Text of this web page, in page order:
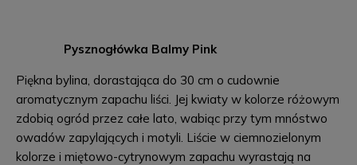
Pysznogłówka Balmy Pink
Piękna bylina, dorastająca do 30 cm o cudownie
aromatycznym zapachu liści. Jej kwiaty w kolorze różowym
zdobią ogród przez całe lato, wabiąc przy tym mnóstwo
owadów zapylających i motyli. Liście w ciemnozielonym
kolorze i miętowo-cytrynowym zapachu wyrastają na